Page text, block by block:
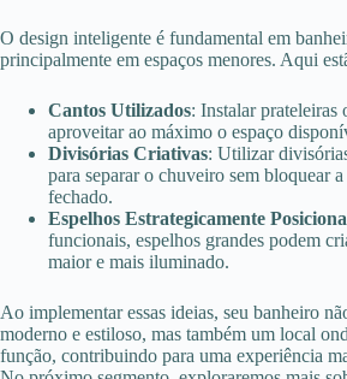
O design inteligente é fundamental em
principalmente em espaços menores. Aqui
Cantos Utilizados: Instalar prateleiras
aproveitar ao máximo o espaço
Divisórias Criativas: Utilizar
para separar o chuveiro sem bloquear
fechado.
Espelhos Estrategicamente
funcionais, espelhos grandes podem
maior e mais iluminado.
Ao implementar essas ideias, seu banheiro
moderno e estiloso, mas também um local
função, contribuindo para uma experiência